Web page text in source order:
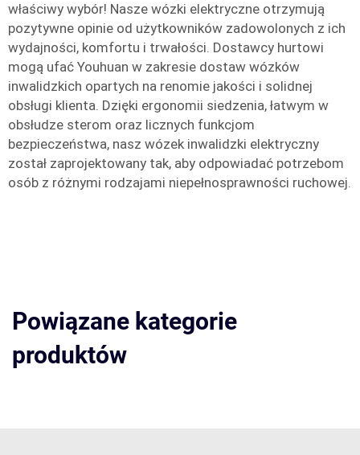
właściwy wybór! Nasze wózki elektryczne otrzymują
pozytywne opinie od użytkowników zadowolonych z ich
wydajności, komfortu i trwałości. Dostawcy hurtowi
mogą ufać Youhuan w zakresie dostaw wózków
inwalidzkich opartych na renomie jakości i solidnej
obsługi klienta. Dzięki ergonomii siedzenia, łatwym w
obsłudze sterom oraz licznych funkcjom
bezpieczeństwa, nasz wózek inwalidzki elektryczny
został zaprojektowany tak, aby odpowiadać potrzebom
osób z różnymi rodzajami niepełnosprawności ruchowej.
Powiązane kategorie
produktów